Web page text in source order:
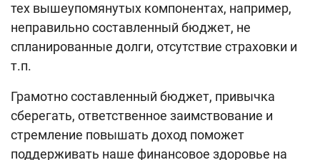
тех вышеупомянутых компонентах, например,
неправильно составленный бюджет, не
спланированные долги, отсутствие страховки и
т.п.
Грамотно составленный бюджет, привычка
сберегать, ответственное заимствование и
стремление повышать доход поможет
поддерживать наше финансовое здоровье на